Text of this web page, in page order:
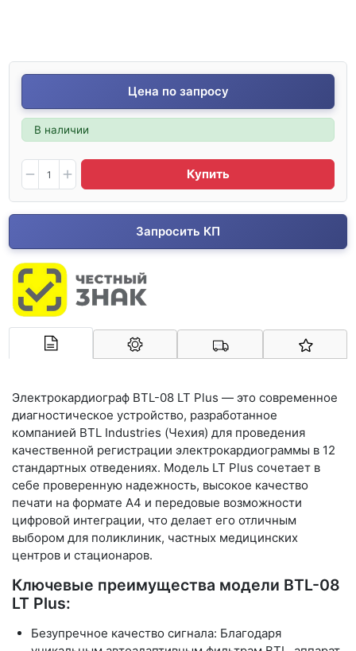
Цена по запросу
В наличии
Купить
Запросить КП
Арконт-Мед
Электрокардиограф BTL-08 LT Plus — это современное
диагностическое устройство, разработанное
компанией BTL Industries (Чехия) для проведения
качественной регистрации электрокардиограммы в 12
стандартных отведениях. Модель LT Plus сочетает в
себе проверенную надежность, высокое качество
печати на формате А4 и передовые возможности
цифровой интеграции, что делает его отличным
выбором для поликлиник, частных медицинских
центров и стационаров.
Ключевые преимущества модели BTL-08
LT Plus:
Безупречное качество сигнала: Благодаря